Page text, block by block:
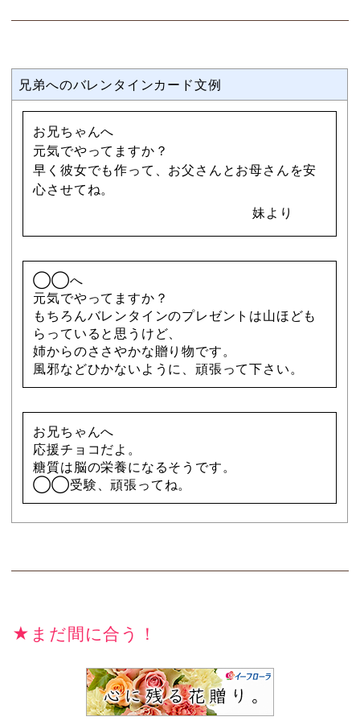
兄弟へのバレンタインカード文例
お兄ちゃんへ
元気でやってますか？
早く彼女でも作って、お父さんとお母さんを安
心させてね。
妹より
◯◯へ
元気でやってますか？
もちろんバレンタインのプレゼントは山ほども
らっていると思うけど、
姉からのささやかな贈り物です。
風邪などひかないように、頑張って下さい。
お兄ちゃんへ
応援チョコだよ。
糖質は脳の栄養になるそうです。
◯◯受験、頑張ってね。
★まだ間に合う！